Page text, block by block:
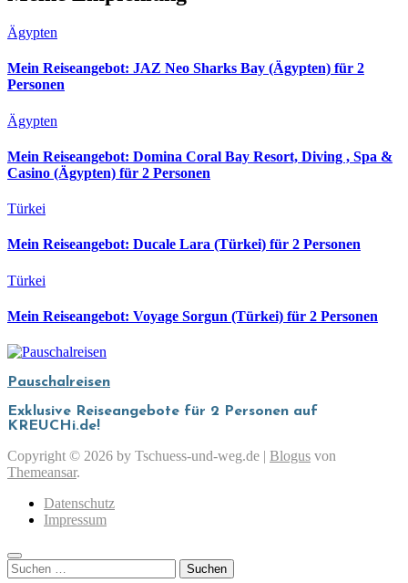
Ägypten
Mein Reiseangebot: JAZ Neo Sharks Bay (Ägypten) für 2
Personen
Ägypten
Mein Reiseangebot: Domina Coral Bay Resort, Diving , Spa &
Casino (Ägypten) für 2 Personen
Türkei
Mein Reiseangebot: Ducale Lara (Türkei) für 2 Personen
Türkei
Mein Reiseangebot: Voyage Sorgun (Türkei) für 2 Personen
Pauschalreisen
Exklusive Reiseangebote für 2 Personen auf
KREUCHi.de!
Copyright © 2026 by Tschuess-und-weg.de | Blogus von
Themeansar.
Datenschutz
Impressum
Suchen